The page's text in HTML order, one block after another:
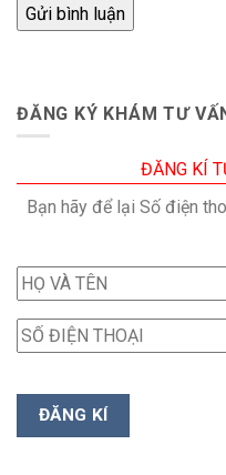
ĐĂNG KÝ KHÁM TƯ
ĐĂNG KÍ
Bạn hãy để lại Số điện